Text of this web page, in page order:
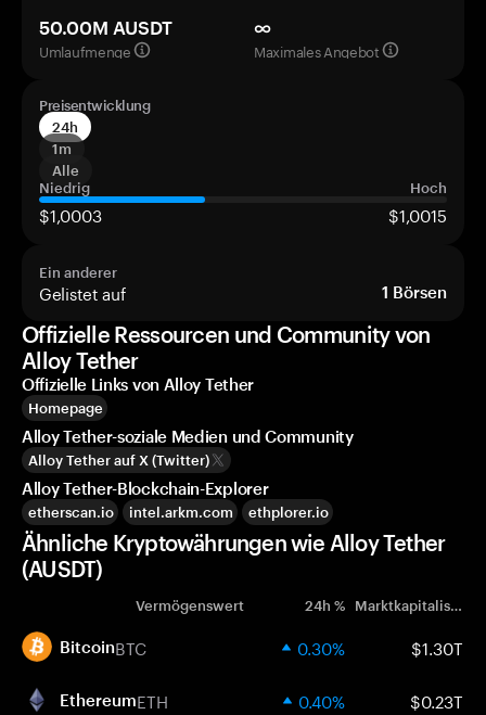
50.00M AUSDT
Umlaufmenge
∞
Maximales Angebot
Preisentwicklung
24h
1m
Alle
Niedrig
Hoch
$1,0003 $1,0015
Ein anderer
Gelistet auf 1 Börsen
Offizielle Ressourcen und Community von
Alloy Tether
Offizielle Links von Alloy Tether
Homepage
Alloy Tether-soziale Medien und Community
Alloy Tether auf X (Twitter)
Alloy Tether-Blockchain-Explorer
etherscan.io intel.arkm.com ethplorer.io
Ähnliche Kryptowährungen wie Alloy Tether
(AUSDT)
Vermögenswert 24h % Marktkapitalisierung
BitcoinBTC 0.30% $1.30T
EthereumETH 0.40% $0.23T